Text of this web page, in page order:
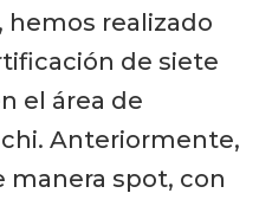
realizado
de siete
el área de
Anteriormente,
manera spot, con